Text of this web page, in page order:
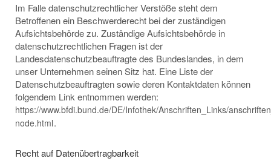
Im Falle datenschutzrechtlicher Verstöße steht dem
Betroffenen ein Beschwerderecht bei der zuständigen
Aufsichtsbehörde zu. Zuständige Aufsichtsbehörde in
datenschutzrechtlichen Fragen ist der
Landesdatenschutzbeauftragte des Bundeslandes, in dem
unser Unternehmen seinen Sitz hat. Eine Liste der
Datenschutzbeauftragten sowie deren Kontaktdaten können
folgendem Link entnommen werden:
https://www.bfdi.bund.de/DE/Infothek/Anschriften_Links/
node.html.
Recht auf Datenübertragbarkeit